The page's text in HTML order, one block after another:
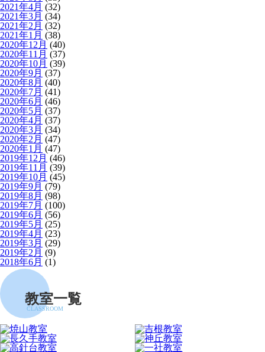
2021年4月 (32)
2021年3月 (34)
2021年2月 (32)
2021年1月 (38)
2020年12月 (40)
2020年11月 (37)
2020年10月 (39)
2020年9月 (37)
2020年8月 (40)
2020年7月 (41)
2020年6月 (46)
2020年5月 (37)
2020年4月 (37)
2020年3月 (34)
2020年2月 (47)
2020年1月 (47)
2019年12月 (46)
2019年11月 (39)
2019年10月 (45)
2019年9月 (79)
2019年8月 (98)
2019年7月 (100)
2019年6月 (56)
2019年5月 (25)
2019年4月 (23)
2019年3月 (29)
2019年2月 (9)
2018年6月 (1)
教室一覧
CLASSROOM